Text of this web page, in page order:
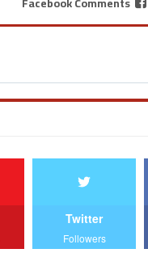
Twitter
Followers